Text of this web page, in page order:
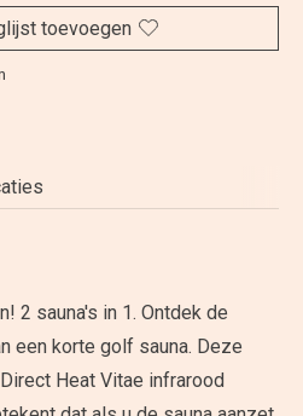
toevoegen
2 sauna's in 1. Ontdek de
een korte golf sauna. Deze
Heat Vitae infrarood